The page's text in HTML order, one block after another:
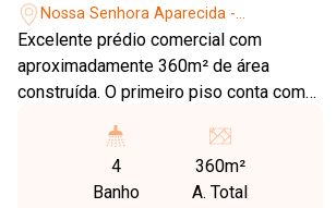
Nossa Senhora Aparecida -
Uberlândia/MG
Excelente prédio comercial com
aproximadamente 360m² de área
construída. O primeiro piso conta com
banheiros com acessibilidade. O
segundo piso dispõe de 3 salas
amplas e 2 banheiros.
4
Banho
360m²
A. Total